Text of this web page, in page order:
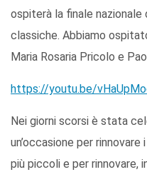
ospiterà la finale
classiche. Abbiamo
Maria Rosaria Pricolo e
https://youtu.be/
Nei giorni scorsi è stata
un’occasione per
più piccoli e per rinnovare,